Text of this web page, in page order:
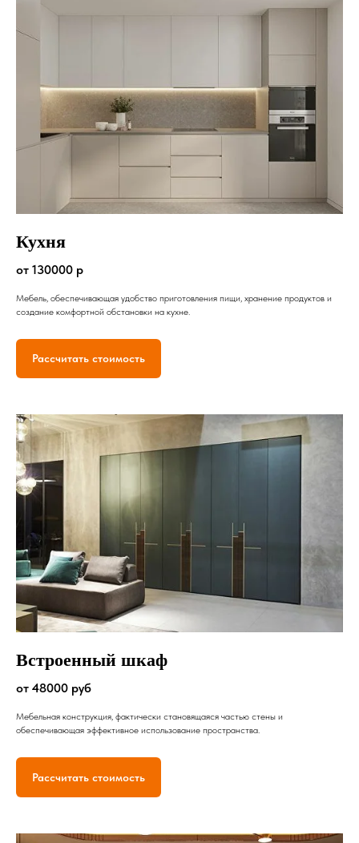
Кухня
от 130000 р
Мебель, обеспечивающая удобство приготовления пищи, хранение продуктов и
создание комфортной обстановки на кухне.
Рассчитать стоимость
Встроенный шкаф
от 48000 руб
Мебельная конструкция, фактически становящаяся частью стены и
обеспечивающая эффективное использование пространства.
Рассчитать стоимость